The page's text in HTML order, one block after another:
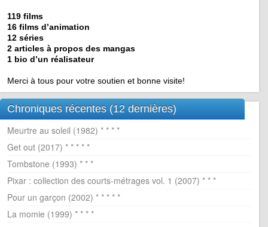
119 films
16 films d’animation
12 séries
2 articles à propos des mangas
1 bio d’un réalisateur
Merci à tous pour votre soutien et bonne visite!
Chroniques récentes (12 dernières)
Meurtre au soleil (1982) * * * *
Get out (2017) * * * * *
Tombstone (1993) * * *
Pixar : collection des courts-métrages vol. 1 (2007) * * *
Pour un garçon (2002) * * * * *
La momie (1999) * * * *